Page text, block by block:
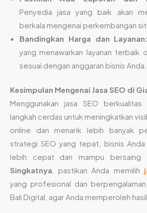
Penyedia jasa yang baik akan
berkala mengenai perkembangan
Bandingkan Harga dan Layanan:
yang menawarkan layanan terbaik
sesuai dengan anggaran bisnis Anda.
Kesimpulan Mengenai Jasa SEO di
Menggunakan jasa SEO
langkah cerdas untuk meningkatkan
online dan menarik lebih banyak
strategi SEO yang tepat, bisnis
lebih cepat dan mampu bersaing
Singkatnya , pastikan Anda memilih
yang profesional dan
Bali Digital, agar Anda memperoleh